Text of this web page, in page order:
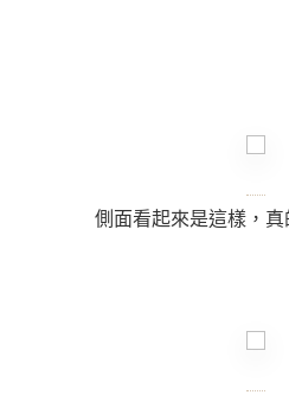
側面看起來是這樣，真